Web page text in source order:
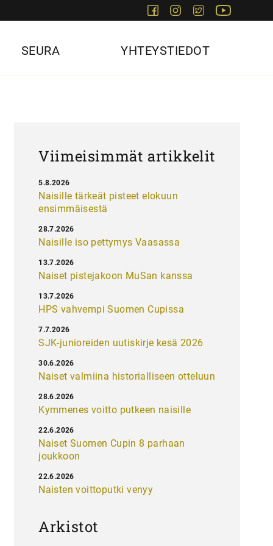
FacebookInstagram
Twitter
SEURA YHTEYSTIEDOT
Viimeisimmät artikkelit
Naisille tärkeät pisteet elokuun
ensimmäisestä
5.8.2026
Naisille iso pettymys Vaasassa
28.7.2026
Naiset pistejakoon MuSan kanssa
13.7.2026
HPS vahvempi Suomen Cupissa
13.7.2026
SJK-junioreiden uutiskirje kesä 2026
7.7.2026
Naiset valmiina historialliseen otteluun
30.6.2026
Kymmenes voitto putkeen naisille
28.6.2026
Naiset Suomen Cupin 8 parhaan
joukkoon
22.6.2026
Naisten voittoputki venyy
22.6.2026
Arkistot